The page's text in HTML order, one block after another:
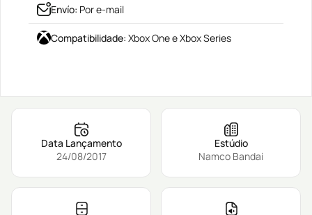
Envío: Por e-mail
Compatibilidade: Xbox One e Xbox Series
Data Lançamento
24/08/2017
Estúdio
Namco Bandai